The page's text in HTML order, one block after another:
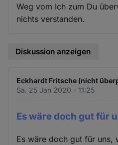
Weg vom Ich zum Du
nichts verstanden.
Diskussion anzeigen
Eckhardt Fritsche (nicht
Sa. 25 Jan 2020 - 11:25
Es wäre doch gut für
Es wäre doch gut für uns,